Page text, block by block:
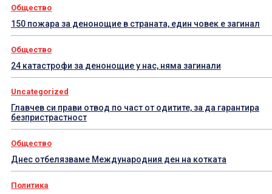
Общество
150 пожара за денонощие в страната, един човек е загинал
Общество
24 катастрофи за денонощие у нас, няма загинали
Uncategorized
Главчев си прави отвод по част от одитите, за да гарантира
безпристрастност
Общество
Днес отбелязваме Международния ден на котката
Политика